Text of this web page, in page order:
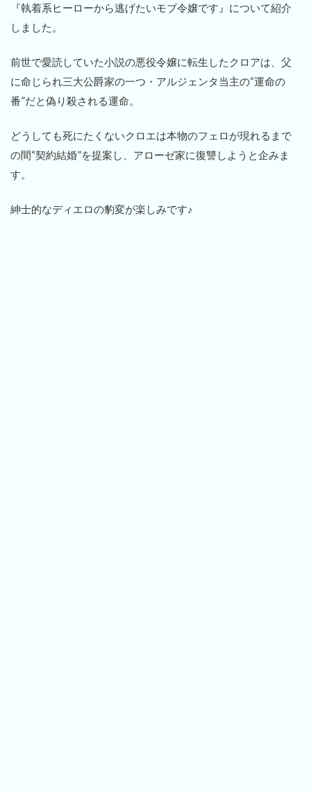
『執着系ヒーローから逃げたいモブ令嬢です』について紹介
しました。
前世で愛読していた小説の悪役令嬢に転生したクロアは、父
に命じられ三大公爵家の一つ・アルジェンタ当主の“運命の
番”だと偽り殺される運命。
どうしても死にたくないクロエは本物のフェロが現れるまで
の間“契約結婚”を提案し、アローゼ家に復讐しようと企みま
す。
紳士的なディエロの豹変が楽しみです♪